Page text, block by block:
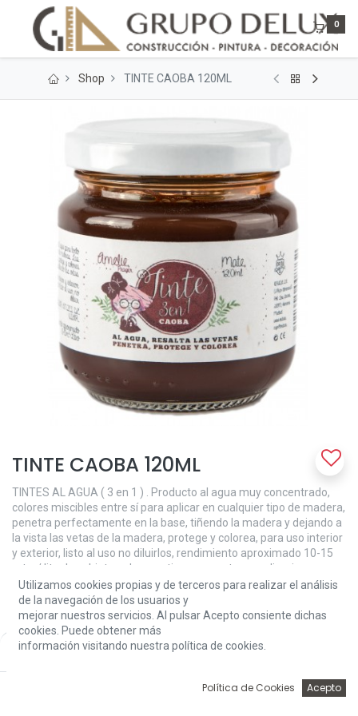
Price:
Add to Cart
0
Shop TINTE CAOBA 120ML
TINTE CAOBA 120ML
TINTES AL AGUA ( 3 en 1 ) . Producto al agua muy concentrado,
colores miscibles entre sí para aplicar en cualquier tipo de madera,
penetra perfectamente en la base, tiñendo la madera y dejando a
la vista las vetas de la madera, protege y colorea, para uso interior
y exterior, listo al uso no diluirlos, rendimiento aproximado 10-15
mts. / litro los objeto a decorar tiene que estar muy limpios.
MODO DE EMPLEO: Con un pincel o brocha aplicamos a la
superﬁcie a decorar. Siempre debemos ﬁjar el tinte con el tapa
poros, una vez dado el tapa poros se pasa la lija (esta operación
hay que realizarla varias veces).
Utilizamos cookies propias y de terceros para realizar el análisis
de la navegación de los usuarios y
mejorar nuestros servicios. Al pulsar Acepto consiente dichas
cookies. Puede obtener más
información visitando nuestra política de cookies.
Política de Cookies Acepto